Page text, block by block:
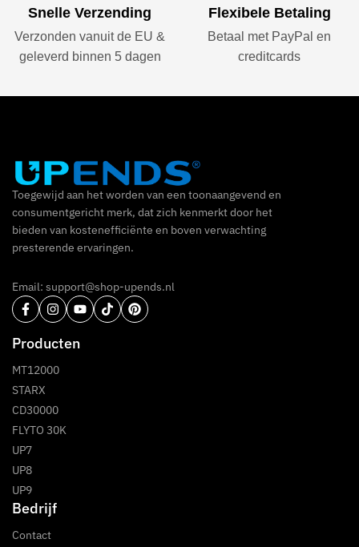
Snelle Verzending
Verzonden vanuit de EU &
geleverd binnen 5 dagen
Flexibele Betaling
Betaal met PayPal en
creditcards
Toegewijd aan het worden van een toonaangevend en
consumentgericht merk, dat zich kenmerkt door het
bieden van kostenefficiënte en boven verwachting
presterende ervaringen.
Email: support@shop-upends.nl
Producten
MT12000
STARX
CD30000
FLYTO 30K
UP7
UP8
UP9
Bedrijf
Contact